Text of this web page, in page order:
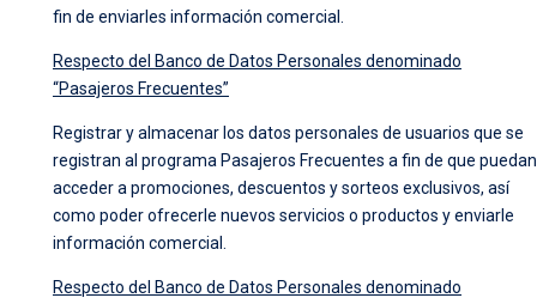
fin de enviarles información comercial.
Respecto del Banco de Datos Personales denominado
“Pasajeros Frecuentes”
Registrar y almacenar los datos personales de usuarios que se
registran al programa Pasajeros Frecuentes a fin de que puedan
acceder a promociones, descuentos y sorteos exclusivos, así
como poder ofrecerle nuevos servicios o productos y enviarle
información comercial.
Respecto del Banco de Datos Personales denominado